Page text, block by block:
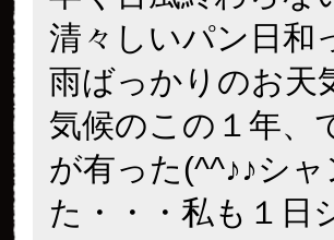
りーりー、たさん
す。くれくれ、の
ボです☺
naru